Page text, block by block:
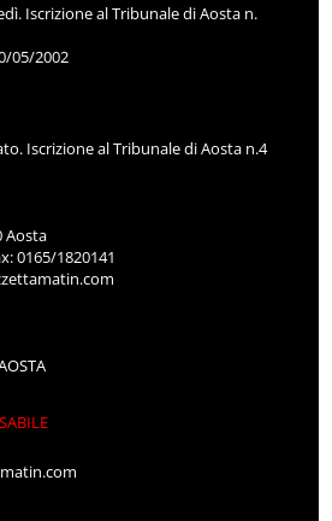
Iscrizione al Tribunale di Aosta n.
05/2002
Iscrizione al Tribunale di Aosta n.4
Aosta
0165/1820141